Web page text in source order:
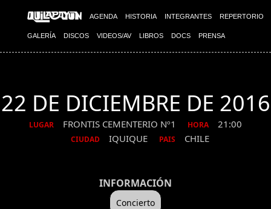
AGENDA HISTORIA INTEGRANTES REPERTORIO
GALERÍA DISCOS VIDEOS/AV LIBROS DOCS PRENSA
22 DE DICIEMBRE DE 2016
LUGAR FRONTIS CEMENTERIO Nº1 HORA 21:00
CIUDAD IQUIQUE PAIS CHILE
INFORMACIÓN
Concierto